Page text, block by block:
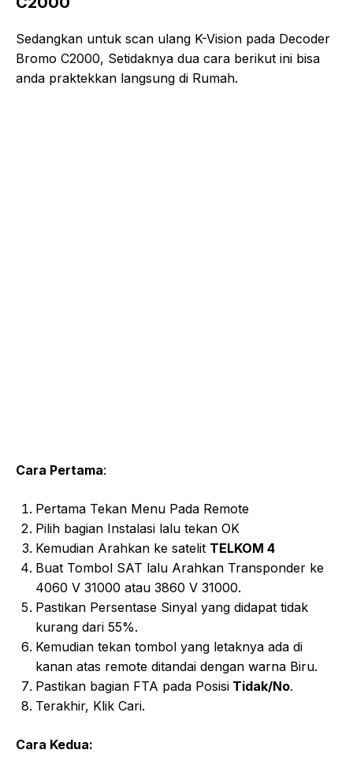
Sedangkan untuk scan ulang K-Vision pada Decoder
Bromo C2000, Setidaknya dua cara berikut ini bisa
anda praktekkan langsung di Rumah.
Cara Pertama:
Pertama Tekan Menu Pada Remote
Pilih bagian Instalasi lalu tekan OK
Kemudian Arahkan ke satelit TELKOM 4
Buat Tombol SAT lalu Arahkan Transponder ke
4060 V 31000 atau 3860 V 31000.
Pastikan Persentase Sinyal yang didapat tidak
kurang dari 55%.
Kemudian tekan tombol yang letaknya ada di
kanan atas remote ditandai dengan warna Biru.
Pastikan bagian FTA pada Posisi Tidak/No.
Terakhir, Klik Cari.
Cara Kedua: